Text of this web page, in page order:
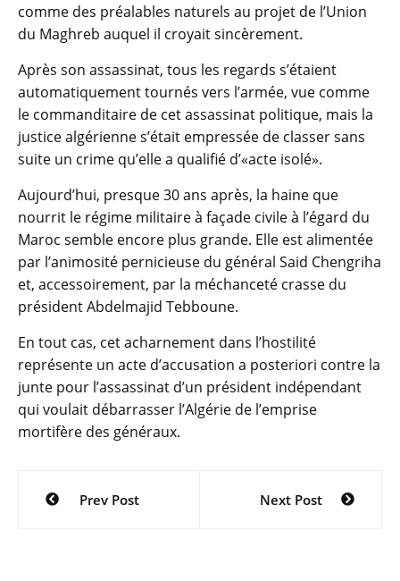
comme des préalables naturels au projet de l’Union
du Maghreb auquel il croyait sincèrement.
Après son assassinat, tous les regards s’étaient
automatiquement tournés vers l’armée, vue comme
le commanditaire de cet assassinat politique, mais la
justice algérienne s’était empressée de classer sans
suite un crime qu’elle a qualifié d’«acte isolé».
Aujourd’hui, presque 30 ans après, la haine que
nourrit le régime militaire à façade civile à l’égard du
Maroc semble encore plus grande. Elle est alimentée
par l’animosité pernicieuse du général Said Chengriha
et, accessoirement, par la méchanceté crasse du
président Abdelmajid Tebboune.
En tout cas, cet acharnement dans l’hostilité
représente un acte d’accusation a posteriori contre la
junte pour l’assassinat d’un président indépendant
qui voulait débarrasser l’Algérie de l’emprise
mortifère des généraux.
Navigation
Prev Post Next Post